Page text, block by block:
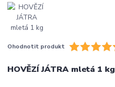
Ohodnotit produkt
HOVĚZÍ JÁTRA mletá 1 kg